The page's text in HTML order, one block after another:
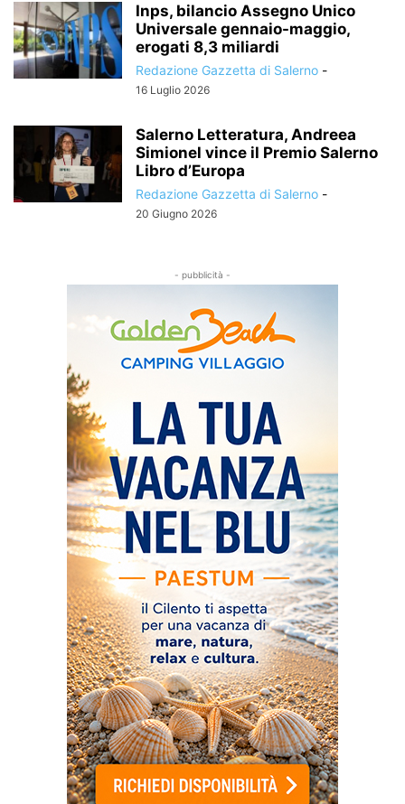
Inps, bilancio Assegno Unico
Universale gennaio-maggio,
erogati 8,3 miliardi
Redazione Gazzetta di Salerno -
16 Luglio 2026
Salerno Letteratura, Andreea
Simionel vince il Premio Salerno
Libro d’Europa
Redazione Gazzetta di Salerno -
20 Giugno 2026
- pubblicità -